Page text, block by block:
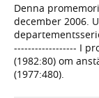
Denna
december 2006.
------------------ I
(1982:80) om
(1977:480).